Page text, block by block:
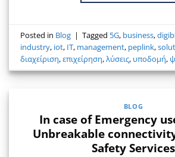
Posted in Blog | Tagged 5G, business,
industry, iot, IT, management, peplink,
διαχείριση,επιχείρηση,λύσεις, υποδομή,
BLOG
In case of Emergency
Unbreakable
Safety Services